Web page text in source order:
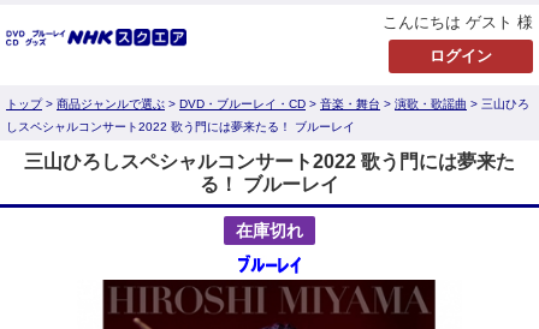
こんにちは ゲスト 様
トップ> 商品ジャンルで選ぶ > DVD・ブルーレイ・CD > 音楽・舞台 > 演歌・歌謡曲 > 三山ひろ
しスペシャルコンサート2022 歌う門には夢来たる！ ブルーレイ
三山ひろしスペシャルコンサート2022 歌う門には夢来た
る！ ブルーレイ
在庫切れ